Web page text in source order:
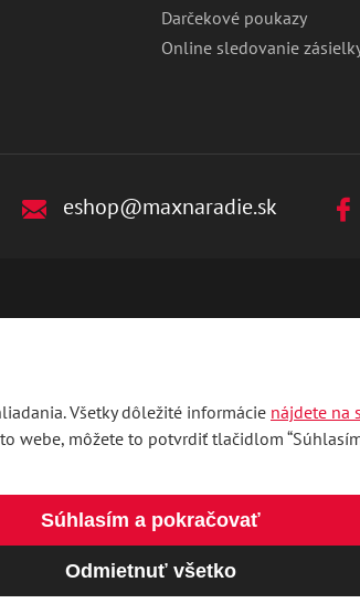
Darčekové poukazy
Online sledovanie
eshop@maxnaradie.sk
Všetky dôležité informácie nájdete na
webe, môžete to potvrdiť tlačidlom
Súhlasím a pokračovať
Odmietnuť všetko